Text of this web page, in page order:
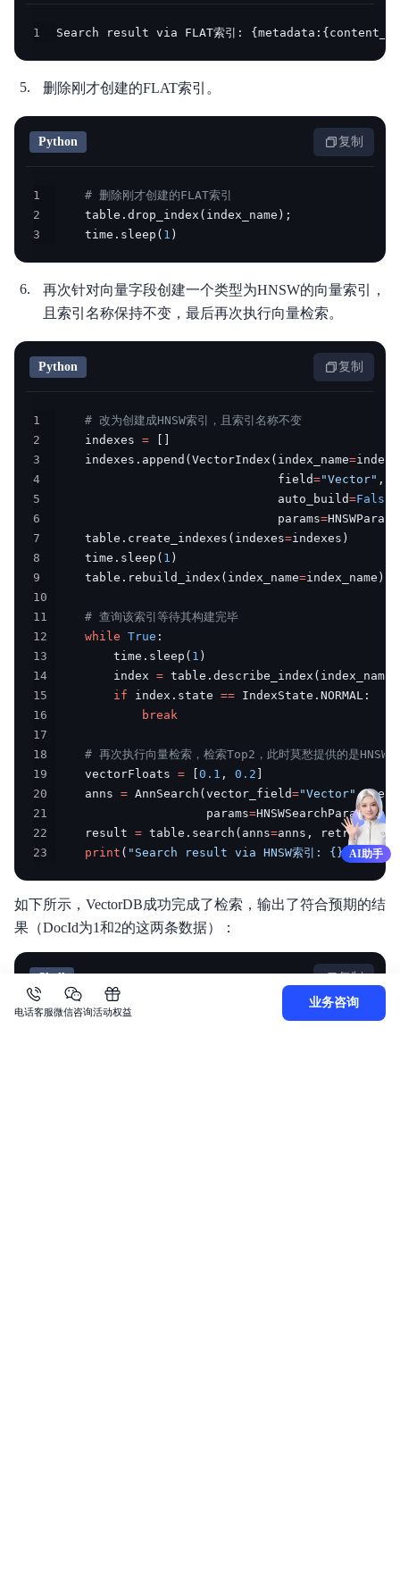
1 Search result via FLAT索引: {metadata: {
删除刚才创建的FLAT索引。
Python 复制
1
# 删除刚才创建的FLAT索引
2
    table
. drop_index ( index_name ) ;
3
    time
. sleep ( 1 )
再次针对向量字段创建一个类型为HNSW的向量索引，
且索引名称保持不变，最后再次执行向量检索。
Python 复制
1
# 改为创建成HNSW索引，且索引名称不变
2
    indexes
= [ ]
3
    indexes
. append (VectorIndex ( index_name=
4
                               field
="Vector" ,
5
                               auto_build
=False
6
                               params
=HNSWParams
7
    table
. create_indexes ( indexes=indexes )
8
    time
. sleep ( 1 )
9
    table
. rebuild_index ( index_name=index_name )
10
11
# 查询该索引等待其构建完毕
12
while True :
13
        time
. sleep ( 1 )
14
        index
= table . describe_index ( index_name
15
if index . state == IndexState . NORMAL :
16
break
17
18
# 再次执行向量检索，检索Top2，此时莫愁提供的是HNSW
19
    vectorFloats
= [0.1 , 0.2 ]
20
    anns
= AnnSearch (vector_field="Vector" ,
21
                     params
=HNSWSearchParams(ef
22
    result
= table . search ( anns=anns ,
23
print ( "Search result via HNSW索引: {}\n".
如下所示，VectorDB成功完成了检索，输出了符合预期的结
果（DocId为1和2的这两条数据）：
Shell 复制
AI助手
电话客服微信咨询活动权益
业务咨询